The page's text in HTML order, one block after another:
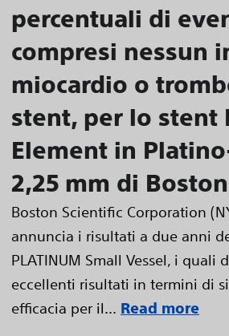
percentuali di
compresi nessun
miocardio o
stent, per lo stent
Element in
2,25 mm di
Boston Scientific Corporation
annuncia i risultati a due anni
PLATINUM Small Vessel, i quali
eccellenti risultati in termini di
efficacia per il... Read more